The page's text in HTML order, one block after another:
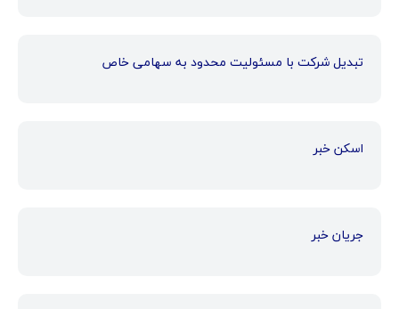
تبدیل شرکت با مسئولیت محدود به سهامی خاص
اسکن خبر
جریان خبر